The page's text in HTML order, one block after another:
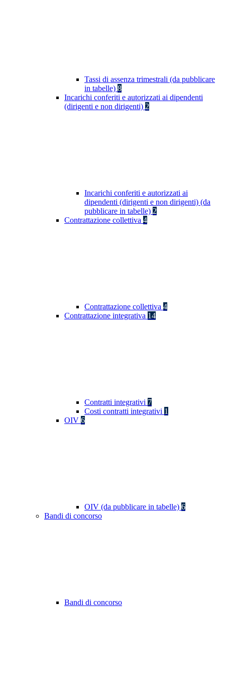
Tassi di assenza trimestrali (da pubblicare
in tabelle) 8
Incarichi conferiti e autorizzati ai dipendenti
(dirigenti e non dirigenti) 2
Incarichi conferiti e autorizzati ai
dipendenti (dirigenti e non dirigenti) (da
pubblicare in tabelle) 2
Contrattazione collettiva 4
Contrattazione collettiva 4
Contrattazione integrativa 14
Contratti integrativi 7
Costi contratti integrativi 1
OIV 6
OIV (da pubblicare in tabelle) 6
Bandi di concorso
Bandi di concorso